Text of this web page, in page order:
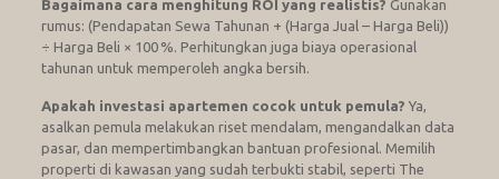
Bagaimana cara menghitung ROI yang realistis? Gunakan
rumus: (Pendapatan Sewa Tahunan + (Harga Jual – Harga Beli))
÷ Harga Beli × 100 %. Perhitungkan juga biaya operasional
tahunan untuk memperoleh angka bersih.
Apakah investasi apartemen cocok untuk pemula? Ya,
asalkan pemula melakukan riset mendalam, mengandalkan data
pasar, dan mempertimbangkan bantuan profesional. Memilih
properti di kawasan yang sudah terbukti stabil, seperti The